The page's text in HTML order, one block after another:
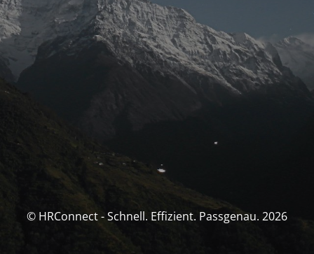
© HRConnect - Schnell. Effizient. Passgenau. 2026